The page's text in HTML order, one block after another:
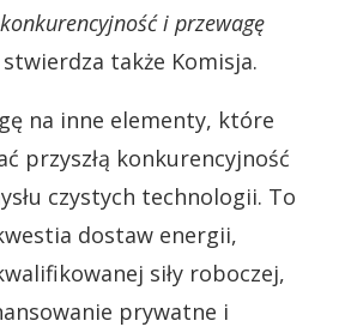
i przewagę
stwierdza także Komisja.
na inne elementy, które
przyszłą konkurencyjność
czystych technologii. To
dostaw energii,
siły roboczej,
prywatne i